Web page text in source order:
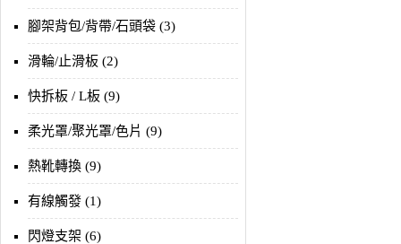
腳架背包/背帶/石頭袋 (3)
滑輪/止滑板 (2)
快拆板 / L板 (9)
柔光罩/聚光罩/色片 (9)
熱靴轉換 (9)
有線觸發 (1)
閃燈支架 (6)